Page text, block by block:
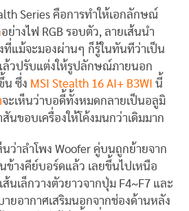
Series คือการทำให้เอกลักษณ์
อย่างไฟ RGB รอบตัว, ลายเส้นนำ
ที่แม้จะมองผ่านๆ ก็รู้ในทันทีว่าเป็น
ล้วปรับแต่งให้รูปลักษณ์ภายนอก
น ซึ่ง MSI Stealth 16 AI+ B3WI นี้
จะเห็นว่าบอดี้ทั้งหมดกลายเป็นอลูมิ
สันขอบเครื่องให้โค้งมนกว่าเดิมมาก
นว่าลำโพง Woofer คู่บนถูกย้ายจาก
ข้างคีย์บอร์ดแล้ว เลยขึ้นไปเหนือ
นเล็กวางตัวยาวจากปุ่ม F4~F7 และ
ายอากาศเสริมนอกจากช่องด้านหลัง